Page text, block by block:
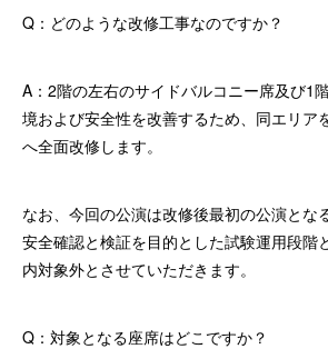
Q：どのような改修工事なのですか？
A：2階の左右のサイドバルコニー席及び1
境および安全性を改善するため、同エリア
へ全面改修します。
なお、今回の公演は改修後最初の公演とな
安全確認と検証を目的とした試験運用段階
内対象外とさせていただきます。
Q：対象となる座席はどこですか？